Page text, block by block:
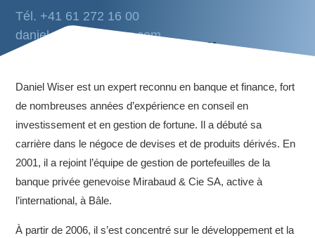
Tél. +41 61 272 16 00
daniel.wiser@baltrag.com
Daniel Wiser est un expert reconnu en banque et finance, fort
de nombreuses années d’expérience en conseil en
investissement et en gestion de fortune. Il a débuté sa
carrière dans le négoce de devises et de produits dérivés. En
2001, il a rejoint l’équipe de gestion de portefeuilles de la
banque privée genevoise Mirabaud & Cie SA, active à
l’international, à Bâle.
À partir de 2006, il s’est concentré sur le développement et la